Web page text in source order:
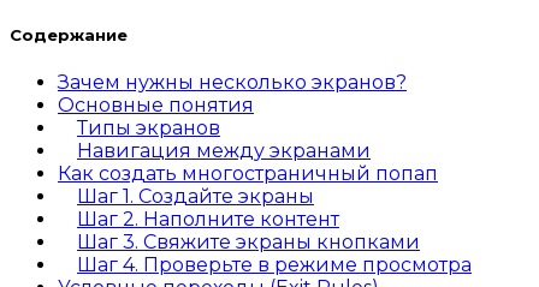
Содержание
Зачем нужны несколько экранов?
Основные понятия
Типы экранов
Навигация между экранами
Как создать многостраничный попап
Шаг 1. Создайте экраны
Шаг 2. Наполните контент
Шаг 3. Свяжите экраны кнопками
Шаг 4. Проверьте в режиме просмотра